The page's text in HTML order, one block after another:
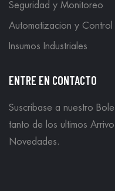
Seguridad y Monitoreo
Automatizacion y Control
Insumos Industriales
ENTRE EN CONTACTO
Suscribase a nuestro
tanto de los ultimos
Novedades.